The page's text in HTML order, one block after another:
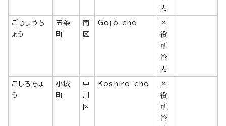
内
ごじょうち
ょう
五条
町
南
区
Gojō-chō
区
役
所
管
内
こしろちょ
う
小城
町
中
川
区
Koshiro-chō
区
役
所
管